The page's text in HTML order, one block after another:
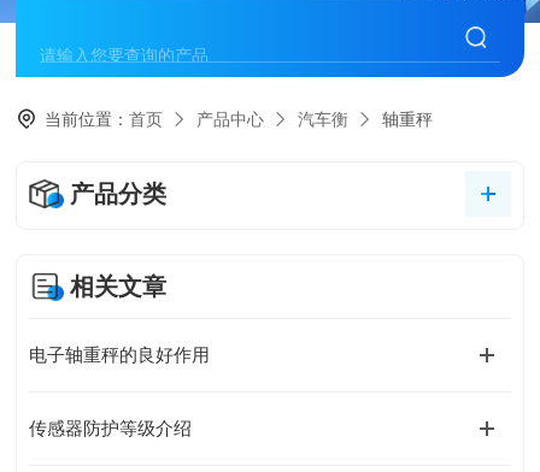
当前位置：首页 产品中心 汽车衡 轴重秤
产品分类
相关文章
电子轴重秤的良好作用
传感器防护等级介绍